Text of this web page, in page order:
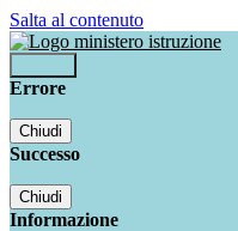
Salta al contenuto
Errore
Chiudi
Successo
Chiudi
Informazione